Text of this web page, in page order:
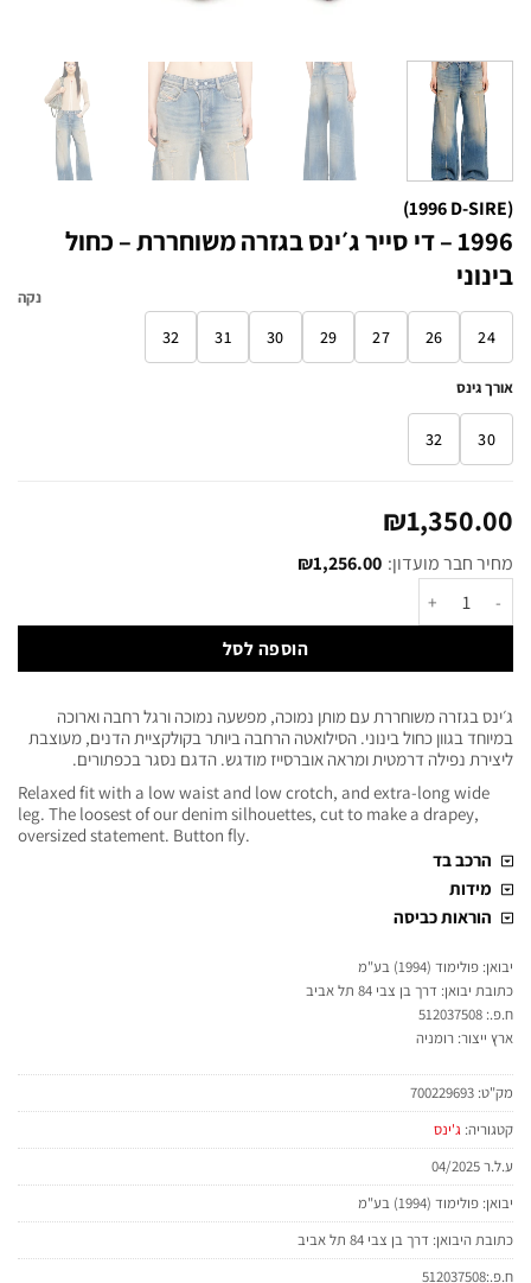
(1996 D-SIRE)
1996 – די סייר ג׳ינס בגזרה משוחררת – כחול
בינוני
24
26
27
29
30
31
32
אורך גינס
30
32
נקה
₪1,350.00
מחיר חבר מועדון: ₪1,256.00
הוספה לסל
ג׳ינס בגזרה משוחררת עם מותן נמוכה, מפשעה נמוכה ורגל רחבה וארוכה
במיוחד בגוון כחול בינוני. הסילואטה הרחבה ביותר בקולקציית הדנים, מעוצבת
ליצירת נפילה דרמטית ומראה אוברסייז מודגש. הדגם נסגר בכפתורים.
Relaxed fit with a low waist and low crotch, and extra-long wide
leg. The loosest of our denim silhouettes, cut to make a drapey,
oversized statement. Button fly.
הרכב בד
מידות
הוראות כביסה
יבואן: פולימוד (1994) בע"מ
כתובת יבואן: דרך בן צבי 84 תל אביב
ח.פ.: 512037508
ארץ ייצור: רומניה
מק"ט: 700229693
קטגוריה: ג'ינס
ע.ל.ר 04/2025
יבואן: פולימוד (1994) בע"מ
כתובת היבואן: דרך בן צבי 84 תל אביב
ח.פ.:512037508